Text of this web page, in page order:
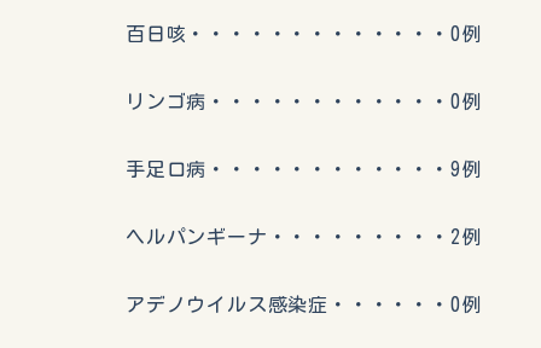
百日咳・・・・・・・・・・・・・0例
リンゴ病・・・・・・・・・・・・0例
手足口病・・・・・・・・・・・・9例
ヘルパンギーナ・・・・・・・・・2例
アデノウイルス感染症・・・・・・0例